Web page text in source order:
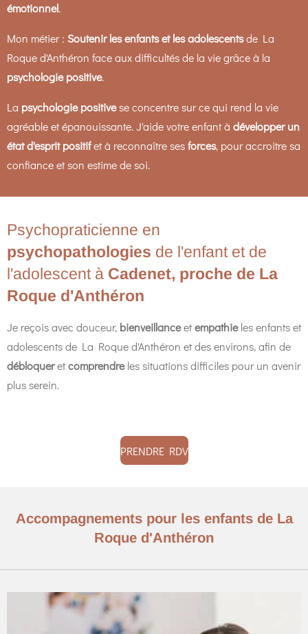
émotionnel.
Mon métier : Soutenir les enfants et les adolescentsde La
Roque d'Anthéron face aux difficultés de la vie grâce à la
psychologie positive.
La psychologie positivese concentre sur ce qui rend la vie
agréable et épanouissante. J'aide votre enfant à développer un
état d'esprit positifet à reconnaître sesforces, pour accroitre sa
confiance et son estime de soi.
Psychopraticienne en
psychopathologies de l'enfant et de
l'adolescent à Cadenet, proche de La
Roque d'Anthéron
Je reçois avec douceur, bienveillanceetempathieles enfants et
adolescents de La Roque d'Anthéron et des environs, afin de
débloqueretcomprendreles situations difficiles pour un avenir
plus serein.
PRENDRE RDV
Accompagnements pour les enfants de La
Roque d'Anthéron